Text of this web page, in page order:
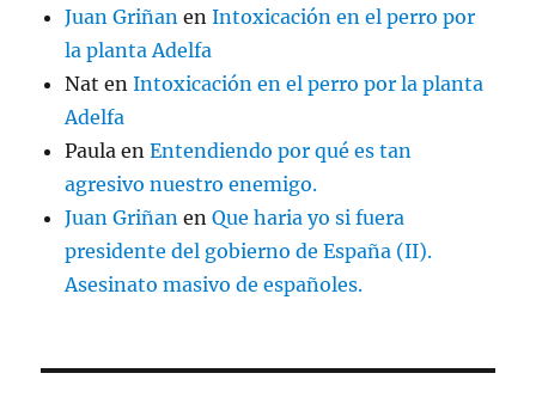
Juan Griñan enIntoxicación en el perro por
la planta Adelfa
Nat enIntoxicación en el perro por la planta
Adelfa
Paula enEntendiendo por qué es tan
agresivo nuestro enemigo.
Juan Griñan enQue haria yo si fuera
presidente del gobierno de España (II).
Asesinato masivo de españoles.